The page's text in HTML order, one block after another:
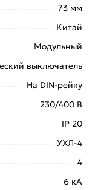
обработают
с
(наличие чека
73 мм
Китай
Модульный
выключатель
На DIN-рейку
230/400 В
IP 20
УХЛ-4
4
6 кА